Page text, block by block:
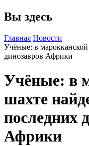
Вы здесь
Главная Новости
Учёные: в
динозавров Африки
Учёные: в
шахте
последних
Африки